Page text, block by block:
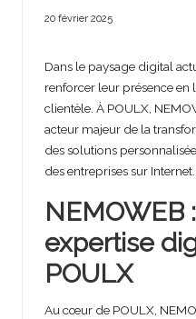
20 février 2025
Dans le paysage digital
renforcer leur présence
clientèle. À POULX,
acteur majeur de la
des solutions
des entreprises sur Internet.
NEMOWEB
expertise
POULX
Au cœur de POULX,